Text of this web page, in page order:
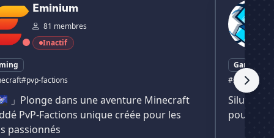
Eminium
81 membres
Inactif
#pvp-factions
」Plonge dans une aventure Minecraft
PvP-Factions unique créée pour les
passionnés
Gaming
#serveur
Silumnia
pour